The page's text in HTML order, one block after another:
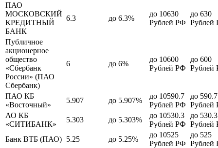
ПАО
МОСКОВСКИЙ
КРЕДИТНЫЙ
БАНК
6.3 до 6.3%
до 10630
Рублей РФ
до 630
Рублей
Публичное
акционерное
общество
«Сбербанк
России» (ПАО
Сбербанк)
6 до 6%
до 10600
Рублей РФ
до 600
Рублей
ПАО КБ
«Восточный»
5.907 до 5.907%
до 10590.7
Рублей РФ
до 590.7
Рублей
АО КБ
«СИТИБАНК»
5.303 до 5.303%
до 10530.3
Рублей РФ
до 530.3
Рублей
Банк ВТБ (ПАО) 5.25 до 5.25%
до 10525
Рублей РФ
до 525
Рублей